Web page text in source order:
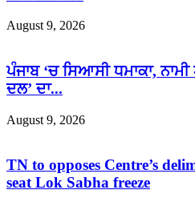
August 9, 2026
ਪੰਜਾਬ ‘ਚ ਸਿਆਸੀ ਧਮਾਕਾ,
ਦਲ’ ਦਾ...
August 9, 2026
TN to opposes Centre’s
seat Lok Sabha freeze